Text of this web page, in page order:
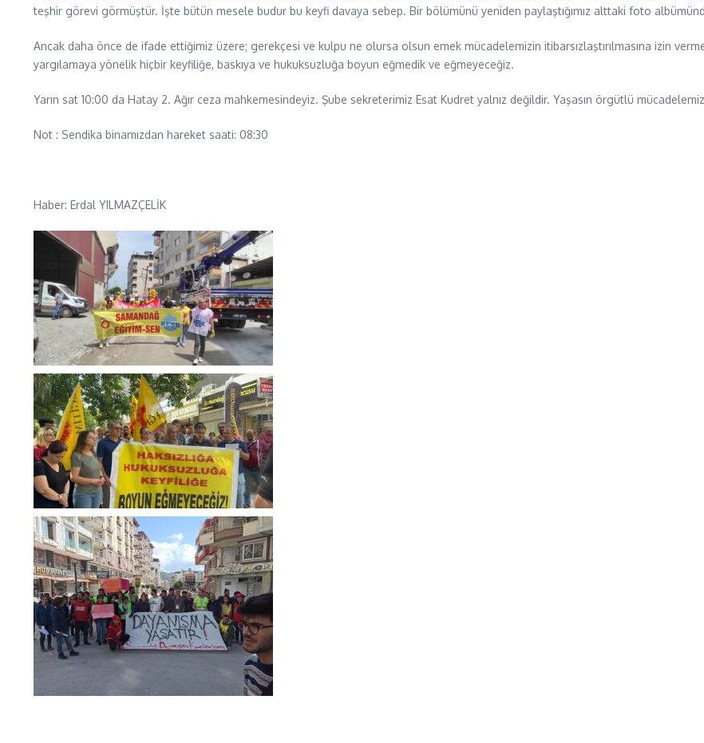
teşhir görevi görmüştür. İşte bütün mesele budur bu keyfi davaya sebep. Bir bölümünü yeniden paylaştığımız alttaki foto
Ancak daha önce de ifade ettiğimiz üzere; gerekçesi ve kulpu ne olursa olsun emek mücadelemizin itibarsızlaştırılmasına izin
yargılamaya yönelik hiçbir keyfiliğe, baskıya ve hukuksuzluğa boyun eğmedik ve eğmeyeceğiz.
Yarın sat 10:00 da Hatay 2. Ağır ceza mahkemesindeyiz. Şube sekreterimiz Esat Kudret yalnız değildir. Yaşasın örgütlü mücadelemiz.
Not : Sendika binamızdan hareket saati: 08:30
Haber: Erdal YILMAZÇELİK